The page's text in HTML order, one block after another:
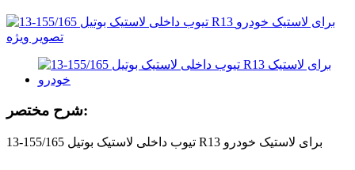
شرح مختصر:
تیوب داخلی لاستیک بوتیل 155/165-13 R13 برای لاستیک خودرو